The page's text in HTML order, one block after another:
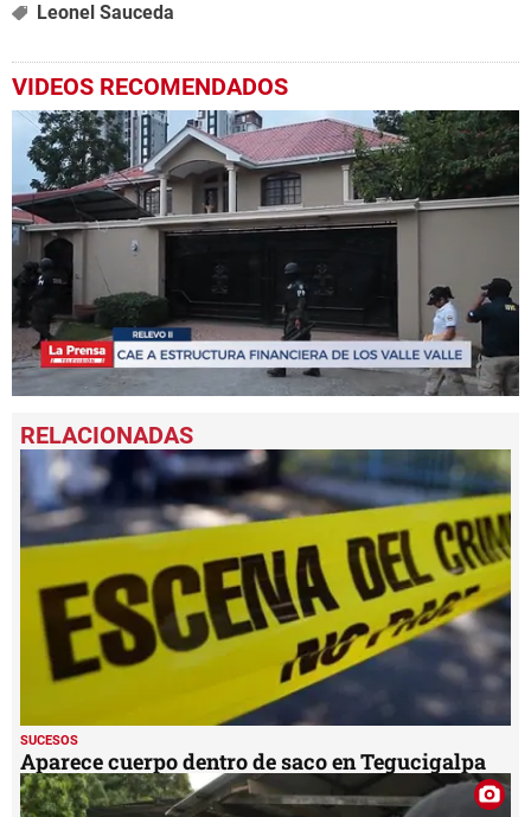
Leonel Sauceda
VIDEOS RECOMENDADOS
seconds
of
1
minute,
27
seconds
SUCESOS
Aparece cuerpo dentro de saco en Tegucigalpa